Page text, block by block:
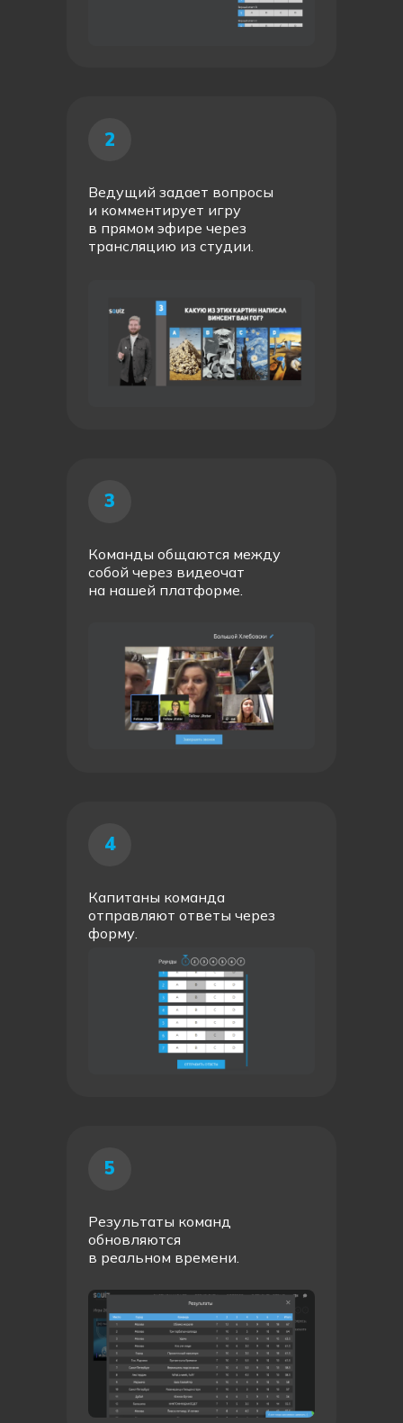
Ведущий задает вопросы
и комментирует игру
в прямом эфире через
трансляцию из студии.
2
Команды общаются между
собой через видеочат
на нашей платформе.
3
Капитаны команда
отправляют ответы через
форму.
4
Результаты команд
обновляются
в реальном времени.
5